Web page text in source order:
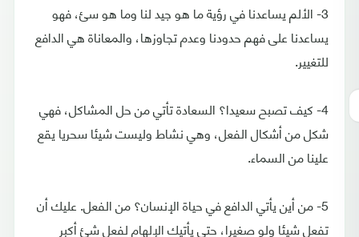
3- الألم يساعدنا في رؤية ما هو جيد لنا وما هو سئ، فهو
يساعدنا على فهم حدودنا وعدم تجاوزها، والمعاناة هي الدافع
للتغيير.
4- كيف تصبح سعيدا؟ السعادة تأتي من حل المشاكل، فهي
شكل من أشكال الفعل، وهي نشاط وليست شيئا سحريا يقع
علينا من السماء.
5- من أين يأتي الدافع في حياة الإنسان؟ من الفعل. عليك أن
تفعل شيئا ولو صغيرا، حتى يأتيك الإلهام لفعل شئ أكبر